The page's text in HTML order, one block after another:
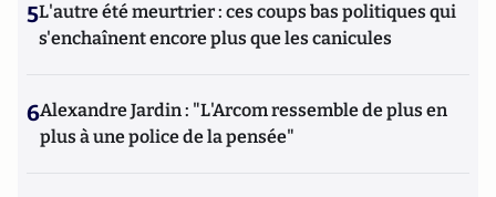
5L'autre été meurtrier : ces coups bas politiques qui
s'enchaînent encore plus que les canicules
6Alexandre Jardin : "L'Arcom ressemble de plus en
plus à une police de la pensée"